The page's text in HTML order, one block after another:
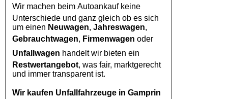
Wir machen beim Autoankaufkeine
Unterschiede und ganz gleich ob es sich
um einen Neuwagen, Jahreswagen,
Gebrauchtwagen, Firmenwagen oder
Unfallwagen
handelt wir bieten ein
Restwertangebot, was fair, marktgerecht
und immer transparent ist.
Wir kaufen Unfallfahrzeuge in Gamprin